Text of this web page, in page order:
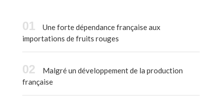
Une forte dépendance française aux
importations de fruits rouges
Malgré un développement de la production
française